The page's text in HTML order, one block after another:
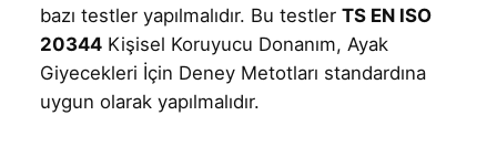
bazı testler yapılmalıdır. Bu testler TS EN ISO
20344Kişisel Koruyucu Donanım, Ayak
Giyecekleri İçin Deney Metotları standardına
uygun olarak yapılmalıdır.